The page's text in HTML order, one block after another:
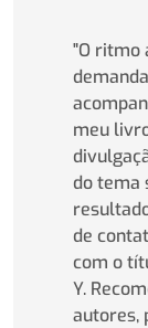
"O ritmo
meu
do tema
de
com o
Y.
autores,